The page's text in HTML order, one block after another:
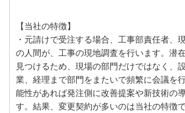
【当社の特徴】
・元請けで受注する場合、工事部責任者、
の人間が、工事の現地調査を行います。潜
見つけるため、現場の部門だけではなく、
業、経理まで部門をまたいで頻繁に会議を
能性があれば発注側に改善提案や新技術の
す。結果、変更契約が多いのは当社の特徴